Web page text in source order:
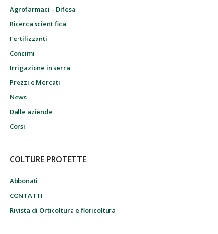
Agrofarmaci – Difesa
Ricerca scientifica
Fertilizzanti
Concimi
Irrigazione in serra
Prezzi e Mercati
News
Dalle aziende
Corsi
COLTURE PROTETTE
Abbonati
CONTATTI
Rivista di Orticoltura e floricoltura